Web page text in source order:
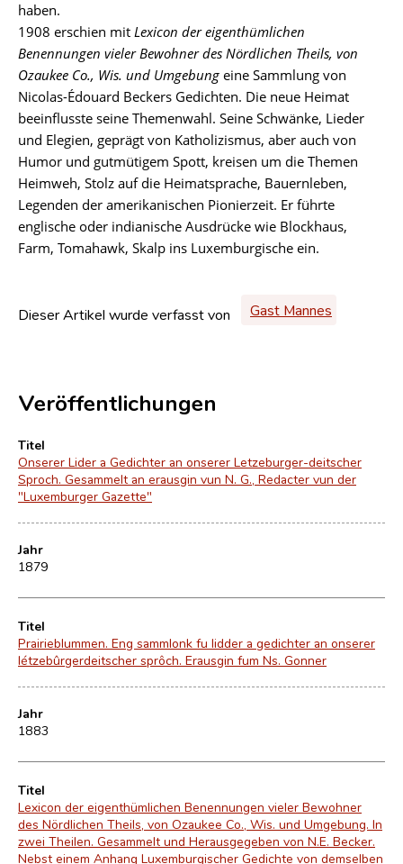
haben.
1908 erschien mit Lexicon der eigenthümlichen
Benennungen vieler Bewohner des Nördlichen Theils, von
Ozaukee Co., Wis. und Umgebung eine Sammlung von
Nicolas-Édouard Beckers Gedichten. Die neue Heimat
beeinflusste seine Themenwahl. Seine Schwänke, Lieder
und Elegien, geprägt von Katholizismus, aber auch von
Humor und gutmütigem Spott, kreisen um die Themen
Heimweh, Stolz auf die Heimatsprache, Bauernleben,
Legenden der amerikanischen Pionierzeit. Er führte
englische oder indianische Ausdrücke wie Blockhaus,
Farm, Tomahawk, Skalp ins Luxemburgische ein.
Dieser Artikel wurde verfasst von Gast Mannes
Veröffentlichungen
Titel
Onserer Lider a Gedichter an onserer Letzeburger-deitscher
Sproch. Gesammelt an erausgin vun N. G., Redacter vun der
"Luxemburger Gazette"
Jahr
1879
Titel
Prairieblummen. Eng sammlonk fu lidder a gedichter an onserer
létzebûrgerdeitscher sprôch. Erausgin fum Ns. Gonner
Jahr
1883
Titel
Lexicon der eigenthümlichen Benennungen vieler Bewohner
des Nördlichen Theils, von Ozaukee Co., Wis. und Umgebung. In
zwei Theilen. Gesammelt und Herausgegeben von N.E. Becker.
Nebst einem Anhang Luxemburgischer Gedichte von demselben